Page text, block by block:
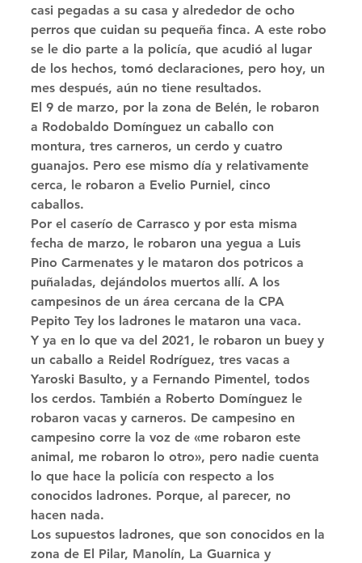
casi pegadas a su casa y alrededor de ocho
perros que cuidan su pequeña finca. A este robo
se le dio parte a la policía, que acudió al lugar
de los hechos, tomó declaraciones, pero hoy, un
mes después, aún no tiene resultados.
El 9 de marzo, por la zona de Belén, le robaron
a Rodobaldo Domínguez un caballo con
montura, tres carneros, un cerdo y cuatro
guanajos. Pero ese mismo día y relativamente
cerca, le robaron a Evelio Purniel, cinco
caballos.
Por el caserío de Carrasco y por esta misma
fecha de marzo, le robaron una yegua a Luis
Pino Carmenates y le mataron dos potricos a
puñaladas, dejándolos muertos allí. A los
campesinos de un área cercana de la CPA
Pepito Tey los ladrones le mataron una vaca.
Y ya en lo que va del 2021, le robaron un buey y
un caballo a Reidel Rodríguez, tres vacas a
Yaroski Basulto, y a Fernando Pimentel, todos
los cerdos. También a Roberto Domínguez le
robaron vacas y carneros. De campesino en
campesino corre la voz de «me robaron este
animal, me robaron lo otro», pero nadie cuenta
lo que hace la policía con respecto a los
conocidos ladrones. Porque, al parecer, no
hacen nada.
Los supuestos ladrones, que son conocidos en la
zona de El Pilar, Manolín, La Guarnica y